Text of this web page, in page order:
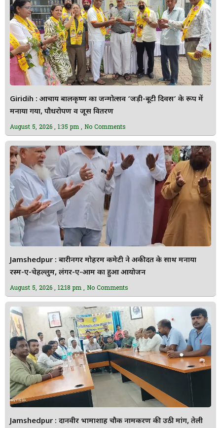
Giridih : आचार्य बालकृष्ण का जन्मोत्सव ‘जड़ी-बूटी दिवस’ के रूप में
मनाया गया, पौधरोपण व जूस वितरण
August 5, 2026 1:35 pm No Comments
Jamshedpur : बारीनगर मोहर्रम कमेटी ने अकीदत के साथ मनाया
रस्म-ए-चेहल्लुम, लंगर-ए-आम का हुआ आयोजन
August 5, 2026 12:18 pm No Comments
Jamshedpur : दानवीर भामाशाह चौक नामकरण की उठी मांग, तेली